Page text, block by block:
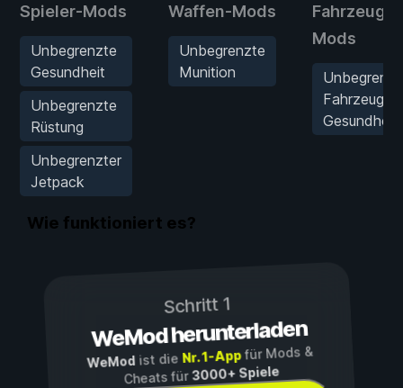
Spieler-Mods
Unbegrenzte
Gesundheit
Unbegrenzte
Rüstung
Unbegrenzter
Jetpack
Waffen-Mods
Unbegrenzte
Munition
Fahrzeug-
Mods
Fahrzeug-
Gesundheit
Wie funktioniert es?
Schritt 1
WeMod herunterladen
WeMod ist die Nr. 1-Appfür Mods &
Cheats für3000+ Spiele